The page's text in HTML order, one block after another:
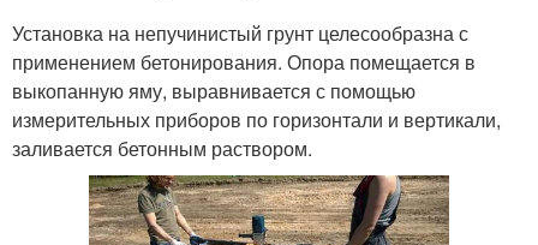
Установка на непучинистый грунт целесообразна с
применением бетонирования. Опора помещается в
выкопанную яму, выравнивается с помощью
измерительных приборов по горизонтали и вертикали,
заливается бетонным раствором.